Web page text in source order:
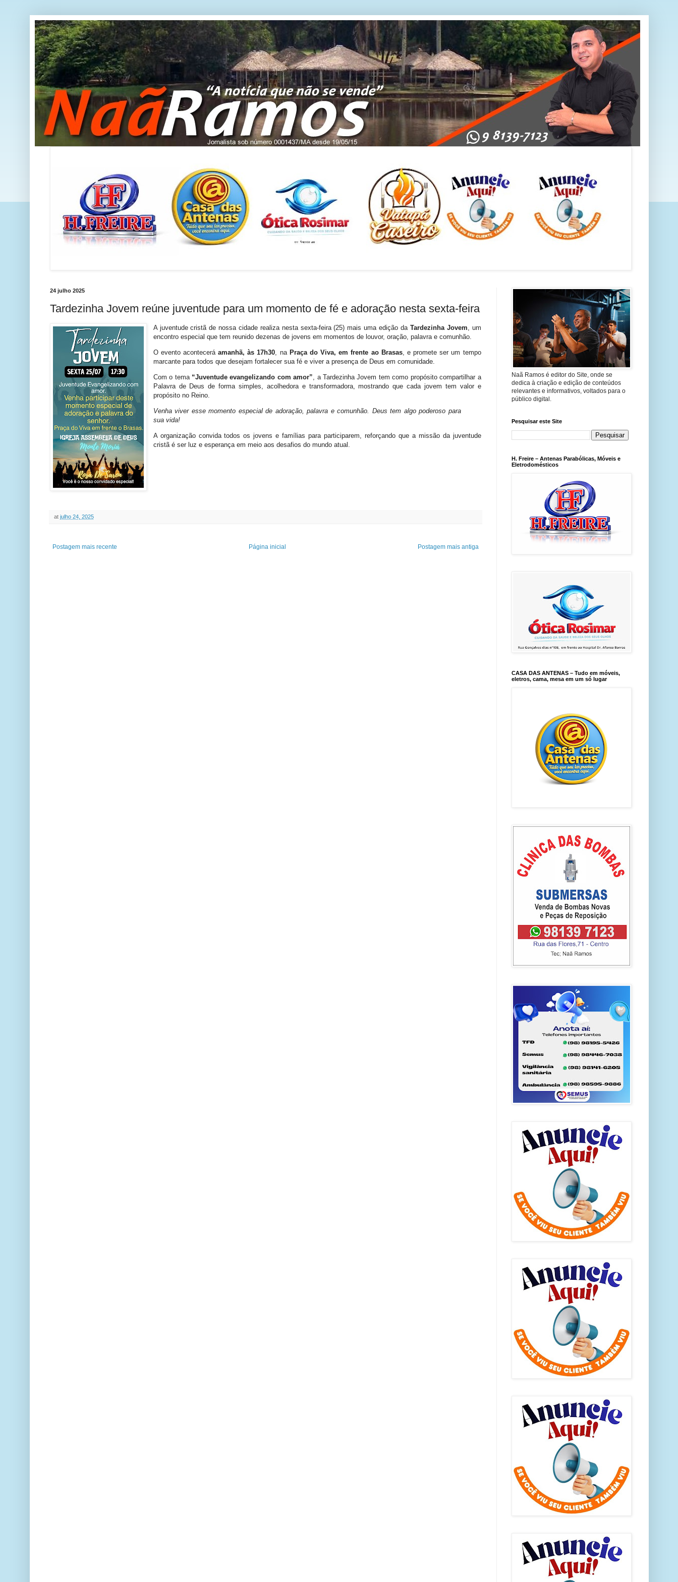
24 julho 2025
Tardezinha Jovem reúne juventude para um momento de fé e adoração nesta sexta-feira
A juventude cristã de nossa cidade realiza nesta sexta-feira (25) mais uma edição da Tardezinha Jovem , um
encontro especial que tem reunido dezenas de jovens em momentos de louvor, oração, palavra e comunhão.
O evento aconteceráamanhã, às 17h30 , na Praça do Viva, em frente ao Brasas, e promete ser um tempo
marcante para todos que desejam fortalecer sua fé e viver a presença de Deus em comunidade.
Com o tema “Juventude evangelizando com amor”, a Tardezinha Jovem tem como propósito compartilhar a
Palavra de Deus de forma simples, acolhedora e transformadora, mostrando que cada jovem tem valor e
propósito no Reino.
Venha viver esse momento especial de adoração, palavra e comunhão. Deus tem algo poderoso para
sua vida!
A organização convida todos os jovens e famílias para participarem, reforçando que a missão da juventude
cristã é ser luz e esperança em meio aos desafios do mundo atual.
at julho 24, 2025
Postagem mais recente Postagem mais antiga
Página inicial
Naã Ramos é editor do Site, onde se
dedica à criação e edição de conteúdos
relevantes e informativos, voltados para o
público digital.
Pesquisar este Site
H. Freire – Antenas Parabólicas, Móveis e
Eletrodomésticos
CASA DAS ANTENAS – Tudo em móveis,
eletros, cama, mesa em um só lugar